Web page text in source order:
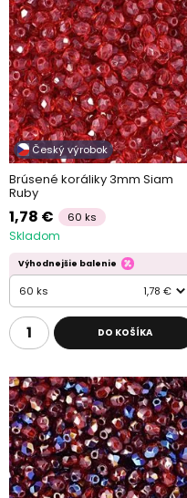
Český výrobok
Brúsené koráliky 3mm Siam
Ruby
1,78 € 60 ks
Skladom
Výhodnejšie balenie
60 ks 1,78 €
DO KOŠÍKA